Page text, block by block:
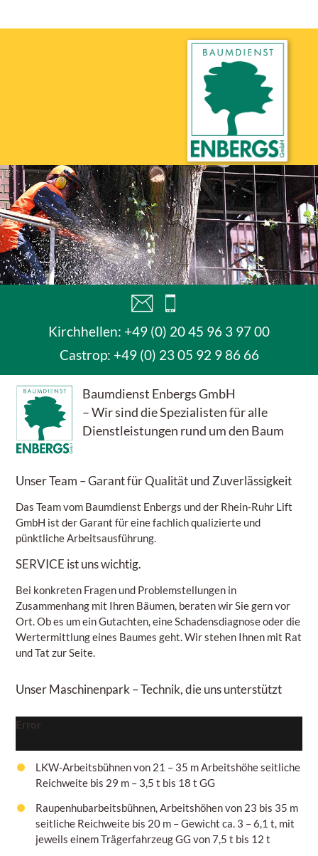
Kirchhellen: +49 (0) 20 45 96 3 97 00
Castrop: +49 (0) 23 05 92 9 86 66
Baumdienst Enbergs GmbH
– Wir sind die Spezialisten für alle
Dienstleistungen rund um den Baum
Unser Team – Garant für Qualität und Zuverlässigkeit
Das Team vom Baumdienst Enbergs und der Rhein-Ruhr Lift
GmbH ist der Garant für eine fachlich qualizierte und
pünktliche Arbeitsausführung.
SERVICE ist uns wichtig.
Bei konkreten Fragen und Problemstellungen in
Zusammenhang mit Ihren Bäumen, beraten wir Sie gern vor
Ort. Ob es um ein Gutachten, eine Schadensdiagnose oder die
Wertermittlung eines Baumes geht. Wir stehen Ihnen mit Rat
und Tat zur Seite.
Unser Maschinenpark– Technik, die uns unterstützt
Error
LKW-Arbeitsbühnen von 21 – 35 m Arbeitshöhe seitliche
Reichweite bis 29 m – 3,5 t bis 18 t GG
Raupenhubarbeitsbühnen, Arbeitshöhenvon 23 bis 35 m
seitliche Reichweite bis 20 m – Gewicht ca. 3 – 6,1 t, mit
jeweils einem TrägerfahrzeugGG von 7,5 t bis 12 t